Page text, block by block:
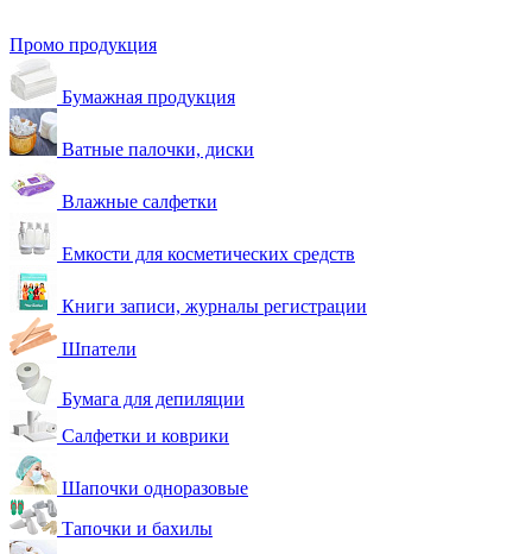
Промо продукция
Бумажная продукция
Ватные палочки, диски
Влажные салфетки
Емкости для косметических средств
Книги записи, журналы регистрации
Шпатели
Бумага для депиляции
Салфетки и коврики
Шапочки одноразовые
Тапочки и бахилы